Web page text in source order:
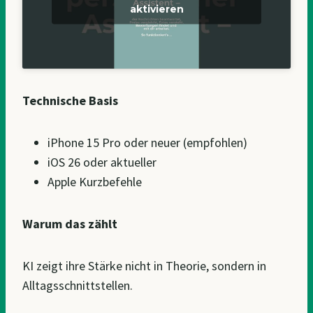
aktivieren
Technische Basis
iPhone 15 Pro oder neuer (empfohlen)
iOS 26 oder aktueller
Apple Kurzbefehle
Warum das zählt
KI zeigt ihre Stärke nicht in Theorie, sondern in
Alltagsschnittstellen.